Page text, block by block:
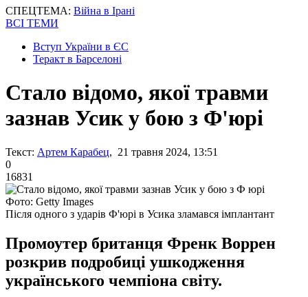
СПЕЦТЕМА: Війна в Ірані
ВСІ ТЕМИ
Вступ України в ЄС
Теракт в Барселоні
Стало відомо, якої травми
зазнав Усик у бою з Ф'юрі
Текст: Артем Карабец, 21 травня 2024, 13:51
0
16831
Фото: Getty Images
Після одного з ударів Ф'юрі в Усика зламався імплантант
Промоутер британця Френк Воррен
розкрив подробиці ушкодження
українського чемпіона світу.